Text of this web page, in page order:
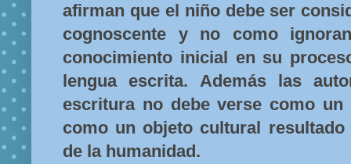
afirman que el niño debe ser
cognoscente y no como
conocimiento inicial en su
lengua escrita. Además las
escritura no debe verse como
como un objeto cultural
de la humanidad.